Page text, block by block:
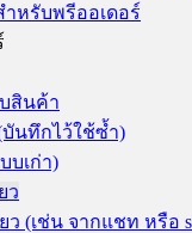
ำหรับพรีออเดอร์
สินค้า
บันทึกไว้ใช้ซ้ำ)
บเก่า)
ว
ว (เช่น จากแชท หรือ